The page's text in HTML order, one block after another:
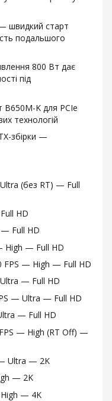
швидкий старт
подальшого
800 Вт дає
під
K для PCIe
технологій
збірки —
(без RT) — Full
HD
Full HD
High — Full HD
FPS — High — Full HD
— Full HD
— Ultra — Full HD
— Full HD
— High (RT Off) —
Ultra — 2K
— 2K
— 4K